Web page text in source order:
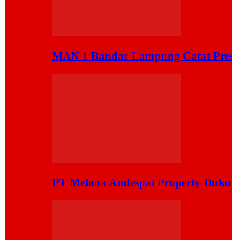
MAN 1 Bandar Lampung Catat
PT Melana Andespal Property